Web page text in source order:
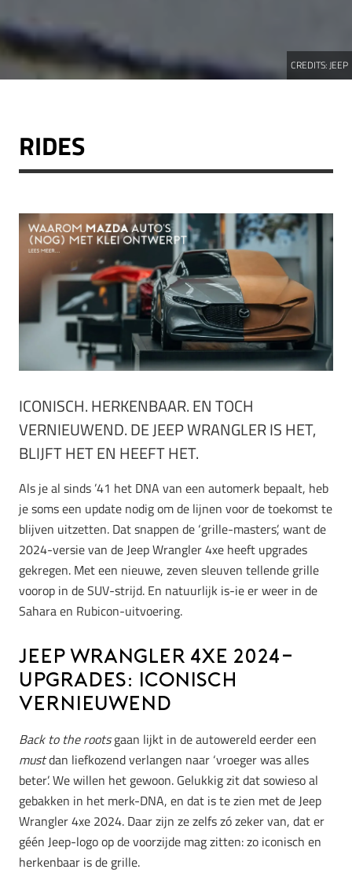
CREDITS:JEEP
RIDES
ICONISCH. HERKENBAAR. EN TOCH
VERNIEUWEND. DE JEEP WRANGLER IS HET,
BLIJFT HET EN HEEFT HET.
Als je al sinds ’41 het DNA van een automerk bepaalt, heb
je soms een update nodig om de lijnen voor de toekomst te
blijven uitzetten. Dat snappen de ‘grille-masters’, want de
2024-versie van de Jeep Wrangler 4xe heeft upgrades
gekregen. Met een nieuwe, zeven sleuven tellende grille
voorop in de SUV-strijd. En natuurlijk is-ie er weer in de
Sahara en Rubicon-uitvoering.
Jeep Wrangler 4xe 2024-
upgrades: iconisch
vernieuwend
Back to the rootsgaan lijkt in de autowereld eerder een
mustdan liefkozend verlangen naar ‘vroeger was alles
beter’. We willen het gewoon. Gelukkig zit dat sowieso al
gebakken in het merk-DNA, en dat is te zien met de Jeep
Wrangler 4xe 2024. Daar zijn ze zelfs zó zeker van, dat er
géén Jeep-logo op de voorzijde mag zitten: zo iconisch en
herkenbaar is de grille.